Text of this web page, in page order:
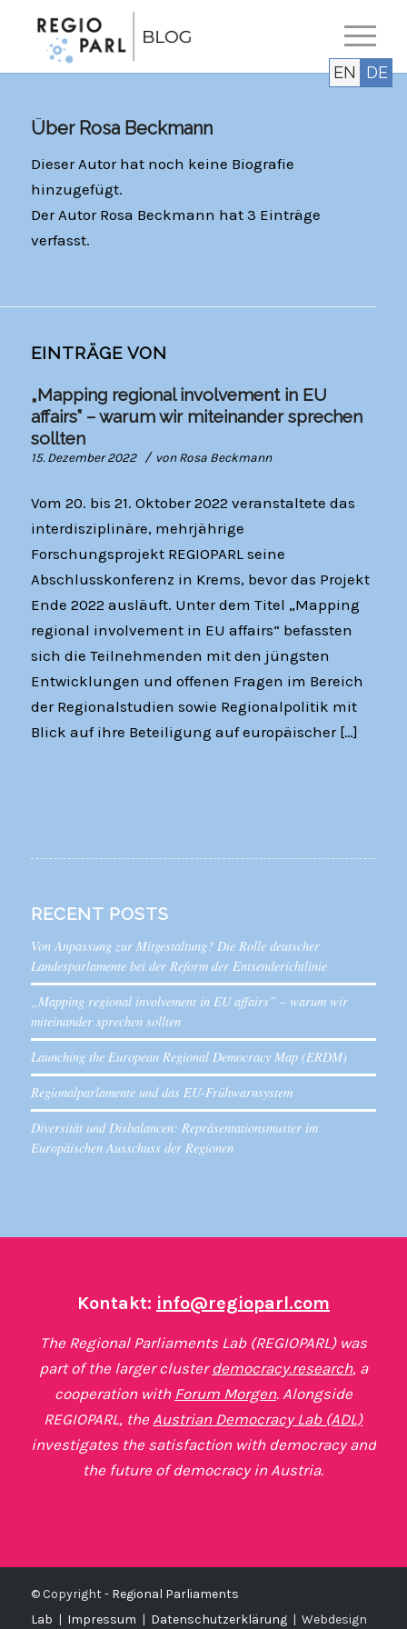
Über Rosa Beckmann
Dieser Autor hat noch keine Biografie
hinzugefügt.
Der Autor Rosa Beckmann hat 3 Einträge
verfasst.
EINTRÄGE VON
„Mapping regional involvement in EU
affairs” – warum wir miteinander sprechen
sollten
15. Dezember 2022 / vonRosa Beckmann
Vom 20. bis 21. Oktober 2022 veranstaltete das
interdisziplinäre, mehrjährige
Forschungsprojekt REGIOPARL seine
Abschlusskonferenz in Krems, bevor das Projekt
Ende 2022 ausläuft. Unter dem Titel „Mapping
regional involvement in EU affairs“ befassten
sich die Teilnehmenden mit den jüngsten
Entwicklungen und offenen Fragen im Bereich
der Regionalstudien sowie Regionalpolitik mit
Blick auf ihre Beteiligung auf europäischer […]
RECENT POSTS
Von Anpassung zur Mitgestaltung? Die Rolle deutscher
Landesparlamente bei der Reform der Entsenderichtlinie
„Mapping regional involvement in EU affairs” – warum wir
miteinander sprechen sollten
Launching the European Regional Democracy Map (ERDM)
Regionalparlamente und das EU-Frühwarnsystem
Diversität und Disbalancen: Repräsentationsmuster im
Europäischen Ausschuss der Regionen
Kontakt: info@regioparl.com
The Regional Parliaments Lab (REGIOPARL) was
part of the larger clusterdemocracy.research, a
cooperation with Forum Morgen. Alongside
REGIOPARL, the Austrian Democracy Lab (ADL)
investigates the satisfaction with democracy and
the future of democracy in Austria.
© Copyright - Regional Parliaments
Lab | Impressum | Datenschutzerklärung| Webdesign
EN DE